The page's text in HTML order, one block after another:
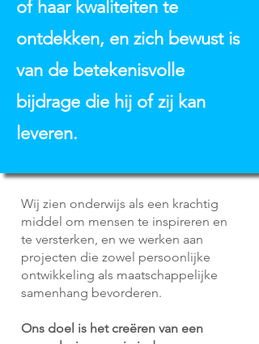
of haar kwaliteiten te
ontdekken, en zich bewust is
van de betekenisvolle
bijdrage die hij of zij kan
leveren.
Wij zien onderwijs als een krachtig
middel om mensen te inspireren en
te versterken, en we werken aan
projecten die zowel persoonlijke
ontwikkeling als maatschappelijke
samenhang bevorderen.
Ons doel is het creëren van een